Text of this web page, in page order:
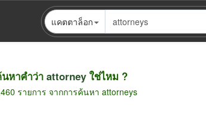
แคตตาล็อก
หาคำว่า attorney ใช่ไหม ?
รายการ จากการค้นหา attorneys